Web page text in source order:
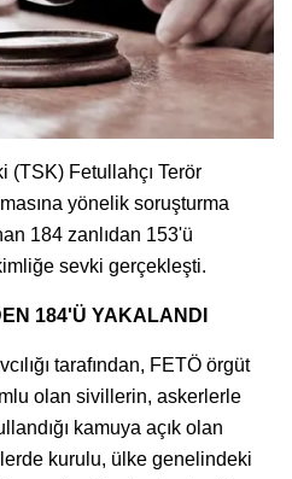
(TSK) Fetullahçı Terör
yönelik soruşturma
184 zanlıdan 153'ü
sevki gerçekleşti.
184'Ü YAKALANDI
tarafından, FETÖ örgüt
olan sivillerin, askerlerle
kamuya açık olan
kurulu, ülke genelindeki